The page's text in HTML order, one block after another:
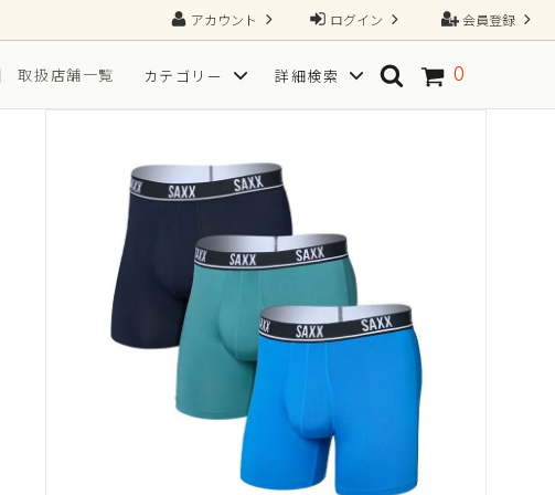
会員登録
ログイン
アカウント
取扱店舗一覧 カテゴリー
ソックス
詳細検索
SPORT(スポーツ向き)
TGRAINING（トレーニング）
Tシャツ
サイズから探す
一枚で、すべてが整う2N1ショーツ
0